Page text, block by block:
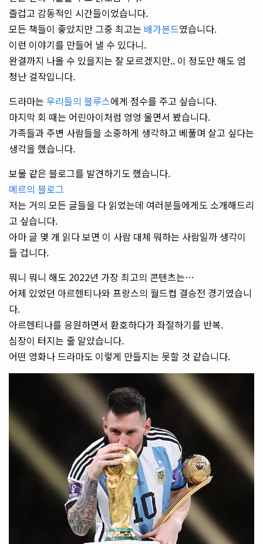
즐겁고 감동적인 시간들이었습니다.
모든 책들이 좋았지만 그중 최고는 배가본드였습니다.
이런 이야기를 만들어 낼 수 있다니.
완결까지 나올 수 있을지는 잘 모르겠지만.. 이 정도만 해도 엄
청난 걸작입니다.
드라마는 우리들의 블루스에게 점수를 주고 싶습니다.
마지막 회 때는 어린아이처럼 엉엉 울면서 봤습니다.
가족들과 주변 사람들을 소중하게 생각하고 베풀며 살고 싶다는
생각을 했습니다.
보물 같은 블로그를 발견하기도 했습니다.
메르의 블로그
저는 거의 모든 글들을 다 읽었는데 여러분들에게도 소개해드리
고 싶습니다.
아마 글 몇 개 읽다 보면 이 사람 대체 뭐하는 사람일까 생각이
들 겁니다.
뭐니 뭐니 해도 2022년 가장 최고의 콘텐츠는…
어제 있었던 아르헨티나와 프랑스의 월드컵 결승전 경기였습니
다.
아르헨티나를 응원하면서 환호하다가 좌절하기를 반복.
심장이 터지는 줄 알았습니다.
어떤 영화나 드라마도 이렇게 만들지는 못할 것 같습니다.